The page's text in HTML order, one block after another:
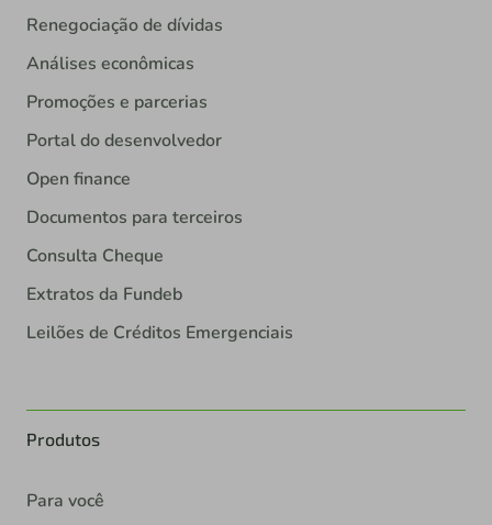
Renegociação de dívidas
Análises econômicas
Promoções e parcerias
Portal do desenvolvedor
Open finance
Documentos para terceiros
Consulta Cheque
Extratos da Fundeb
Leilões de Créditos Emergenciais
Produtos
Para você